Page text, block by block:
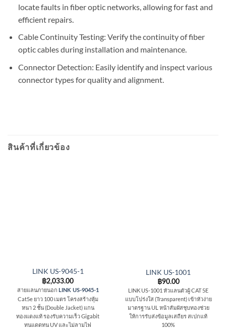
locate faults in fiber optic networks, allowing for fast and
efficient repairs.
Cable Continuity Testing: Verify the continuity of fiber
optic cables during installation and maintenance.
Connector Detection: Easily identify and inspect various
connector types for quality and alignment.
สินค้าที่เกี่ยวข้อง
LINK US-9045-1
฿2,033.00
สายแลนภายนอก LINK US-9045-1
Cat5e ยาว 100 เมตร โครงสร้างหุ้ม
หนา 2 ชั้น (Double Jacket) แกน
ทองแดงแท้ รองรับความเร็ว Gigabit
ทนแดดทน UV และไม่ลามไฟ
LINK US-1001
฿90.00
LINK US-1001 หัวแลนตัวผู้ CAT 5E
แบบโปร่งใส (Transparent) เข้าหัวง่าย
มาตรฐาน UL หน้าสัมผัสชุบทองช่วย
ให้การรับส่งข้อมูลเสถียร สเปกแท้
100%